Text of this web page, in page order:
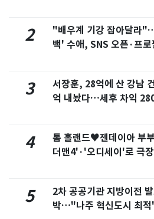
2
"배우계 기강 잡아달라
백' 수애, SNS 오픈·프로
3
서장훈, 28억에 산 강남
억 내놨다…세후 차익
4
톰 홀랜드♥젠데이아 부
더맨4'·'오디세이'로 극
5
2차 공공기관 지방이전
박…"나주 혁신도시 최